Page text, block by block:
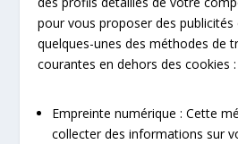
pour vous proposer des publicités
quelques-unes des méthodes de
courantes en dehors des cookies :
Empreinte numérique : Cette
collecter des informations sur